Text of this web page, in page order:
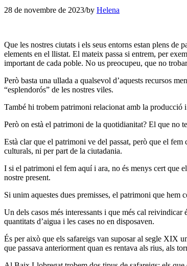
28 de novembre de 2023/by Helena
Que les nostres ciutats i els seus entorns estan plens
elements en el llistat. El mateix passa si entrem, per
important de cada poble. No us preocupeu, que no
Però basta una ullada a qualsevol d’aquests recursos
“esplendorós” de les nostres viles.
També hi trobem patrimoni relacionat amb la
Però on està el patrimoni de la quotidianitat? El que no
Està clar que el patrimoni ve del passat, però que el
culturals, ni per part de la ciutadania.
I si el patrimoni el fem aquí i ara, no és menys cert que
nostre present.
Si unim aquestes dues premisses, el patrimoni que
Un dels casos més interessants i que més cal
quantitats d’aigua i les cases no en disposaven.
És per això que els safareigs van suposar al segle XIX
que passava anteriorment quan es rentava als rius, als